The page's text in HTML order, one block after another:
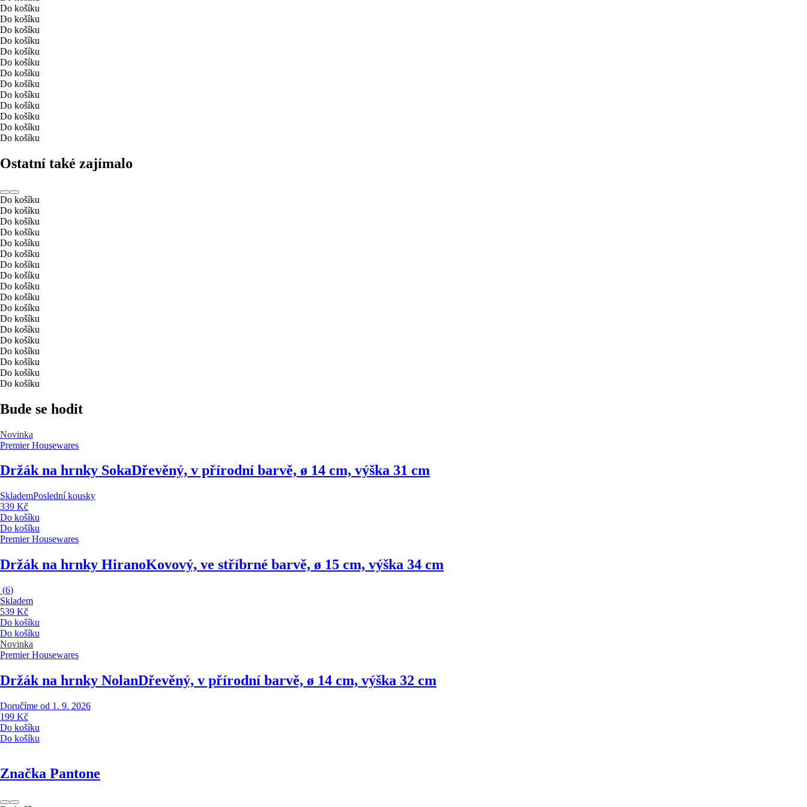
Do košíku
Do košíku
Do košíku
Do košíku
Do košíku
Do košíku
Do košíku
Do košíku
Do košíku
Do košíku
Do košíku
Do košíku
Do košíku
Ostatní také zajímalo
Do košíku
Do košíku
Do košíku
Do košíku
Do košíku
Do košíku
Do košíku
Do košíku
Do košíku
Do košíku
Do košíku
Do košíku
Do košíku
Do košíku
Do košíku
Do košíku
Do košíku
Do košíku
Bude se hodit
Novinka
Premier Housewares
Držák na hrnky SokaDřevěný, v přírodní barvě, ø 14 cm, výška 31 cm
SklademPoslední kousky
339 Kč
Do košíku
Do košíku
Premier Housewares
Držák na hrnky HiranoKovový, ve stříbrné barvě, ø 15 cm, výška 34 cm
(6)
Skladem
539 Kč
Do košíku
Do košíku
Novinka
Premier Housewares
Držák na hrnky NolanDřevěný, v přírodní barvě, ø 14 cm, výška 32 cm
Doručíme od 1. 9. 2026
199 Kč
Do košíku
Do košíku
Značka Pantone